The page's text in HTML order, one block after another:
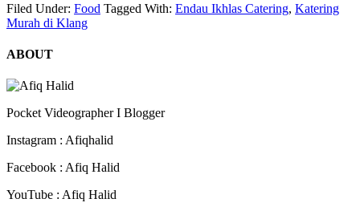
Filed Under: Food Tagged With: Endau Ikhlas Catering, Katering
Murah di Klang
ABOUT
Pocket Videographer I Blogger
Instagram : Afiqhalid
Facebook : Afiq Halid
YouTube : Afiq Halid